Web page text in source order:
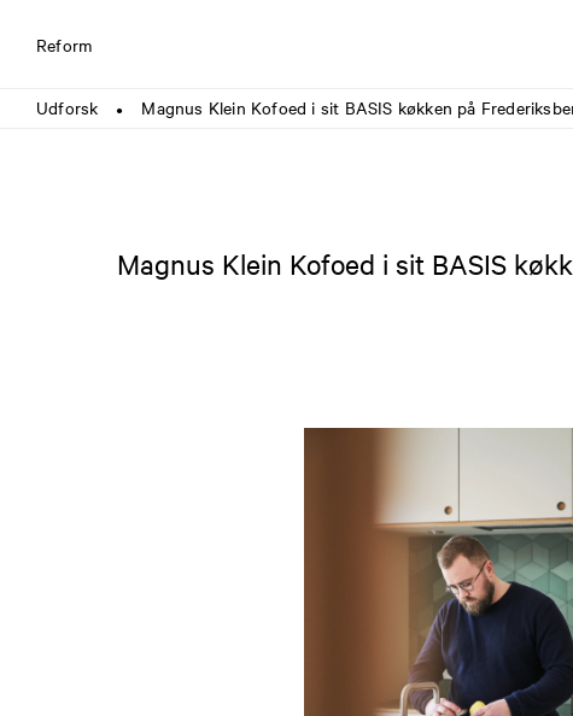
Reform
Udforsk ● Magnus Klein Kofoed i sit BASIS køkken på
Magnus Klein Kofoed i sit BASIS